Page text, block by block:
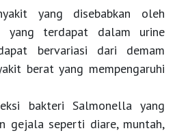
yang disebabkan oleh
yang terdapat dalam urine
bervariasi dari demam
berat yang mempengaruhi
bakteri Salmonella yang
gejala seperti diare, muntah,